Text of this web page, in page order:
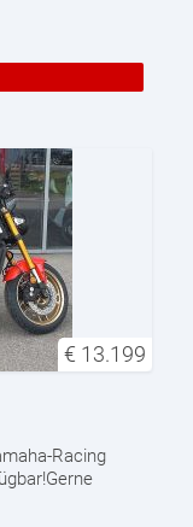
€ 13.199
Racing